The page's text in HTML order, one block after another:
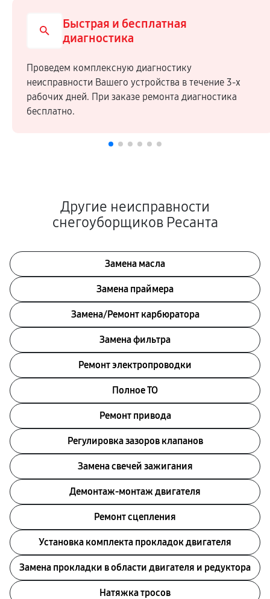
Быстрая и бесплатная
диагностика
Проведем комплексную диагностику
неисправности Вашего устройства в течение 3-х
рабочих дней. При заказе ремонта диагностика
бесплатно.
Другие неисправности
снегоуборщиков Ресанта
Замена масла
Замена праймера
Замена/Pемонт карбюратора
Замена фильтра
Ремонт электропроводки
Полное ТО
Ремонт привода
Регулировка зазоров клапанов
Замена свечей зажигания
Демонтаж-монтаж двигателя
Ремонт сцепления
Установка комплекта прокладок двигателя
Замена прокладки в области двигателя и редуктора
Натяжка тросов